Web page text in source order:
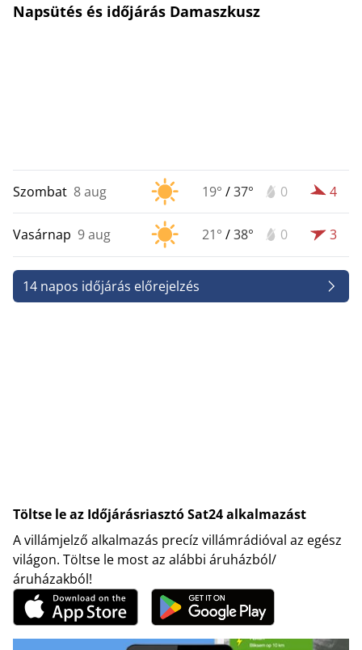
Napsütés és időjárás Damaszkusz
Szombat 8 aug 19° /37° 0 4
Vasárnap 9 aug 21° /38° 0 3
14 napos időjárás előrejelzés
Töltse le az Időjárásriasztó Sat24 alkalmazást
A villámjelző alkalmazás precíz villámrádióval az egész
világon. Töltse le most az alábbi áruházból/
áruházakból!